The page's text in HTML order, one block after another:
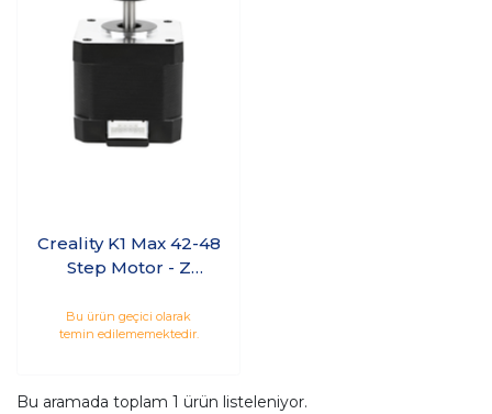
Creality K1 Max 42-48
Step Motor - Z
Bu ürün geçici olarak
temin edilememektedir.
Bu aramada toplam 1 ürün listeleniyor.